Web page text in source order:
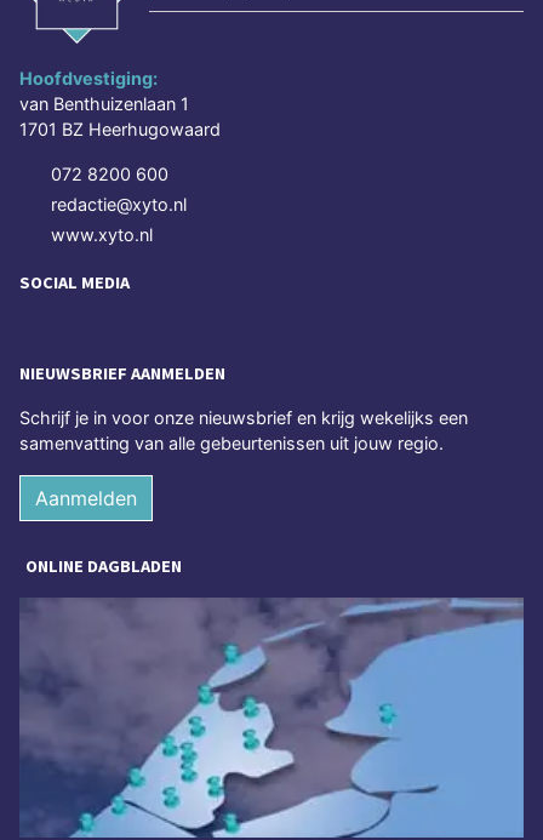
Hoofdvestiging:
van Benthuizenlaan 1
1701 BZ Heerhugowaard
072 8200 600
redactie@xyto.nl
www.xyto.nl
SOCIAL MEDIA
NIEUWSBRIEF AANMELDEN
Schrijf je in voor onze nieuwsbrief en krijg wekelijks een
samenvatting van alle gebeurtenissen uit jouw regio.
Aanmelden
ONLINE DAGBLADEN